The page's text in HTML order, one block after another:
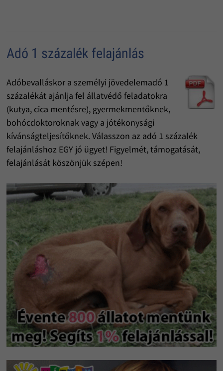
Adó 1 százalék felajánlás
Adóbevalláskor a személyi jövedelemadó 1
százalékát ajánlja fel állatvédő feladatokra
(kutya, cica mentésre), gyermekmentőknek,
bohócdoktoroknak vagy a jótékonysági
kívánságteljesítőknek. Válasszon az adó 1 százalék
felajánláshoz EGY jó ügyet! Figyelmét, támogatását,
felajánlását köszönjük szépen!